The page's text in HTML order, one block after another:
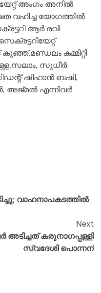
അംഗം അനിൽ
വഹിച്ച യോഗത്തിൽ
ആർ രവി
കമ്മിറ്റി
സുധീർ
ഷിഹാൻ ബഷി,
അജ്മൽ എന്നിവർ
വാഹനാപകടത്തില്‍
Next
കരുനാഗപ്പള്ളി
സ്വദേശി പൊന്നന്